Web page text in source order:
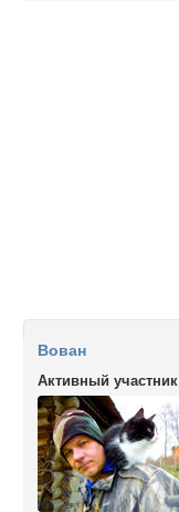
Вован
Активный участник